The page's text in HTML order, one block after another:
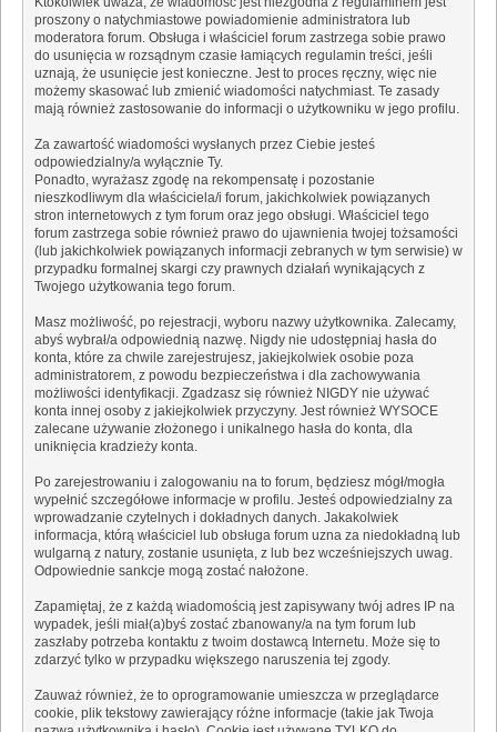
proszony o natychmiastowe powiadomienie administratora lub
moderatora forum. Obsługa i właściciel forum zastrzega sobie prawo
do usunięcia w rozsądnym czasie łamiących regulamin treści, jeśli
uznają, że usunięcie jest konieczne. Jest to proces ręczny, więc nie
możemy skasować lub zmienić wiadomości natychmiast. Te zasady
mają również zastosowanie do informacji o użytkowniku w jego profilu.
Za zawartość wiadomości wysłanych przez Ciebie jesteś
odpowiedzialny/a wyłącznie Ty.
Ponadto, wyrażasz zgodę na rekompensatę i pozostanie
nieszkodliwym dla właściciela/i forum, jakichkolwiek powiązanych
stron internetowych z tym forum oraz jego obsługi. Właściciel tego
forum zastrzega sobie również prawo do ujawnienia twojej tożsamości
(lub jakichkolwiek powiązanych informacji zebranych w tym serwisie) w
przypadku formalnej skargi czy prawnych działań wynikających z
Twojego użytkowania tego forum.
Masz możliwość, po rejestracji, wyboru nazwy użytkownika. Zalecamy,
abyś wybrał/a odpowiednią nazwę. Nigdy nie udostępniaj hasła do
konta, które za chwile zarejestrujesz, jakiejkolwiek osobie poza
administratorem, z powodu bezpieczeństwa i dla zachowywania
możliwości identyfikacji. Zgadzasz się również NIGDY nie używać
konta innej osoby z jakiejkolwiek przyczyny. Jest również WYSOCE
zalecane używanie złożonego i unikalnego hasła do konta, dla
uniknięcia kradzieży konta.
Po zarejestrowaniu i zalogowaniu na to forum, będziesz mógł/mogła
wypełnić szczegółowe informacje w profilu. Jesteś odpowiedzialny za
wprowadzanie czytelnych i dokładnych danych. Jakakolwiek
informacja, którą właściciel lub obsługa forum uzna za niedokładną lub
wulgarną z natury, zostanie usunięta, z lub bez wcześniejszych uwag.
Odpowiednie sankcje mogą zostać nałożone.
Zapamiętaj, że z każdą wiadomością jest zapisywany twój adres IP na
wypadek, jeśli miał(a)byś zostać zbanowany/a na tym forum lub
zaszłaby potrzeba kontaktu z twoim dostawcą Internetu. Może się to
zdarzyć tylko w przypadku większego naruszenia tej zgody.
Zauważ również, że to oprogramowanie umieszcza w przeglądarce
cookie, plik tekstowy zawierający różne informacje (takie jak Twoja